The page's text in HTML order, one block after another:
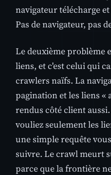
navigateur télécharge
Pas de navigateur, pas
Le deuxième problème
liens, et c'est celui qui
crawlers naïfs. La
pagination et les liens «
rendus côté client
vouliez seulement les
une simple requête
suivre. Le crawl meurt
parce que la frontière